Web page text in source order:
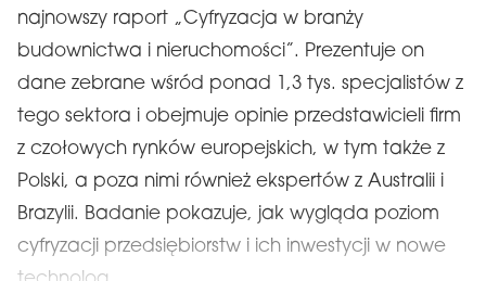
najnowszy raport „Cyfryzacja w branży
budownictwa i nieruchomości”. Prezentuje on
dane zebrane wśród ponad 1,3 tys. specjalistów z
tego sektora i obejmuje opinie przedstawicieli firm
z czołowych rynków europejskich, w tym także z
Polski, a poza nimi również ekspertów z Australii i
Brazylii. Badanie pokazuje, jak wygląda poziom
cyfryzacji przedsiębiorstw i ich inwestycji w nowe